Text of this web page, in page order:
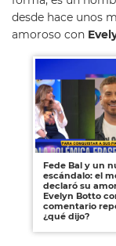
desde hace unos
amoroso con
Fede Bal y un
escándalo: el
declaró su
Evelyn Botto
comentario
¿qué dijo?